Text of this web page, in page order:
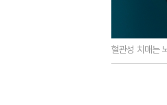
혈관성 치매는